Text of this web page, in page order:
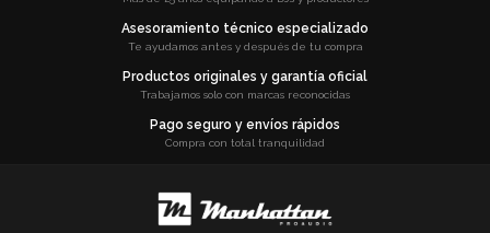
Asesoramiento técnico especializado
Te ayudamos antes y después de tu compra
Productos originales y garantía oficial
Trabajamos solo con marcas reconocidas
Pago seguro y envíos rápidos
Compra con total tranquilidad